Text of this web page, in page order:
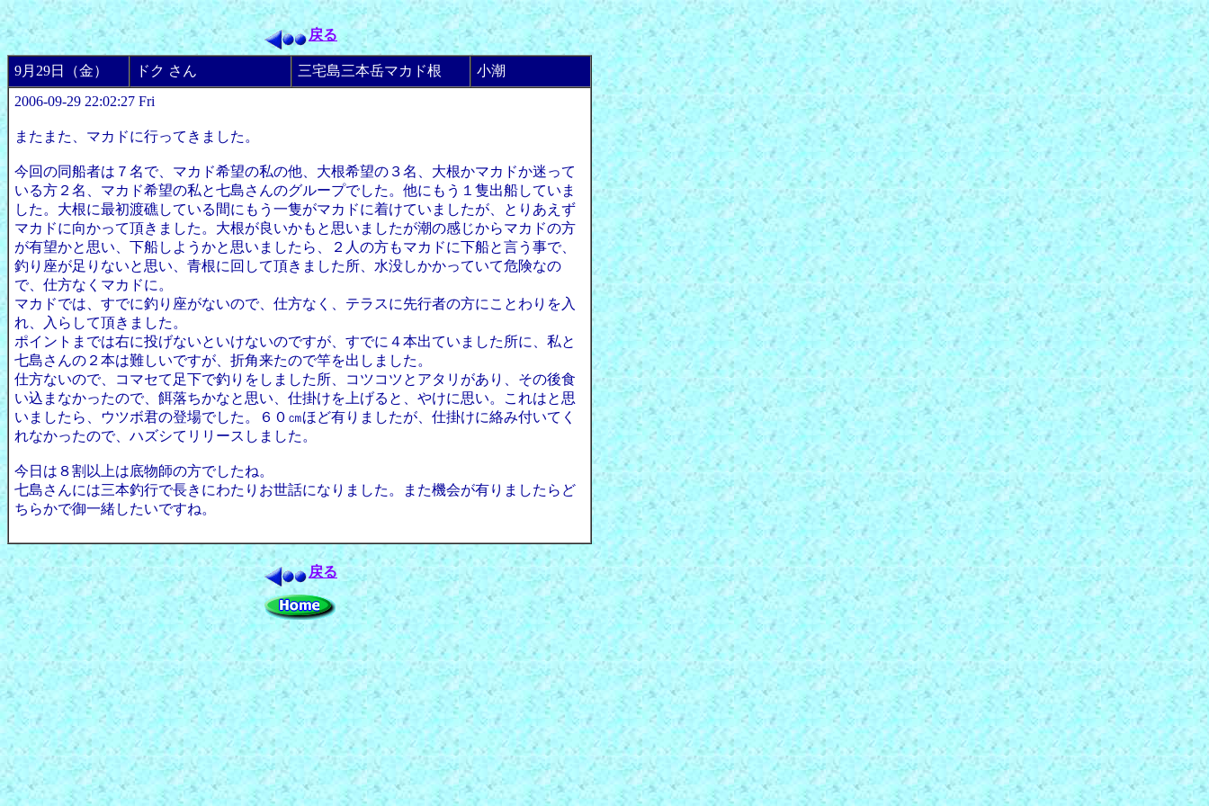
戻る
9月29日（金） ドク さん 三宅島三本岳マカド根
小潮
2006-09-29 22:02:27 Fri
またまた、マカドに行ってきました。
今回の同船者は７名で、マカド希望の私の他、大根希望の３名、大根かマカドか迷って
いる方２名、マカド希望の私と七島さんのグループでした。他にもう１隻出船していま
した。大根に最初渡礁している間にもう一隻がマカドに着けていましたが、とりあえず
マカドに向かって頂きました。大根が良いかもと思いましたが潮の感じからマカドの方
が有望かと思い、下船しようかと思いましたら、２人の方もマカドに下船と言う事で、
釣り座が足りないと思い、青根に回して頂きました所、水没しかかっていて危険なの
で、仕方なくマカドに。
マカドでは、すでに釣り座がないので、仕方なく、テラスに先行者の方にことわりを入
れ、入らして頂きました。
ポイントまでは右に投げないといけないのですが、すでに４本出ていました所に、私と
七島さんの２本は難しいですが、折角来たので竿を出しました。
仕方ないので、コマセて足下で釣りをしました所、コツコツとアタリがあり、その後食
い込まなかったので、餌落ちかなと思い、仕掛けを上げると、やけに思い。これはと思
いましたら、ウツボ君の登場でした。６０㎝ほど有りましたが、仕掛けに絡み付いてく
れなかったので、ハズシてリリースしました。
今日は８割以上は底物師の方でしたね。
七島さんには三本釣行で長きにわたりお世話になりました。また機会が有りましたらど
ちらかで御一緒したいですね。
戻る